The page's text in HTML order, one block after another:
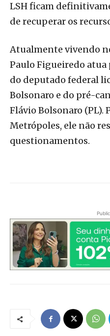
LSH ficam
de recuperar os
Atualmente vivendo
Paulo Figueiredo
do deputado federal
Bolsonaro e do pré-
Flávio Bolsonaro (PL).
Metrópoles, ele não
questionamentos.